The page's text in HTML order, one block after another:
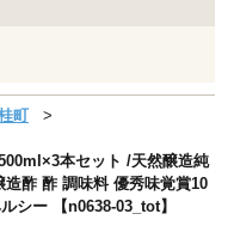
町
本セット /天然醸造純
酢 酢 調味料 優秀味覚賞10
シー 【n0638-03_tot】